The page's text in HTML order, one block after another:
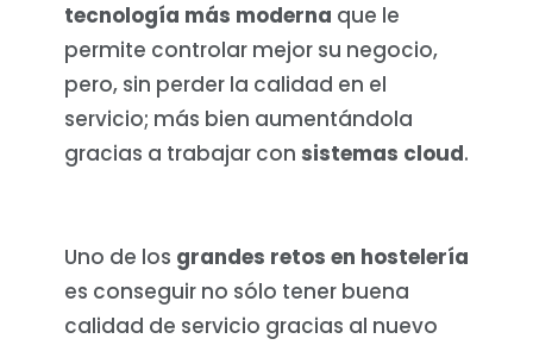
tecnología más moderna que le
permite controlar mejor su negocio,
pero, sin perder la calidad en el
servicio; más bien aumentándola
gracias a trabajar con sistemas cloud.
Uno de los grandes retos en hostelería
es conseguir no sólo tener buena
calidad de servicio gracias al nuevo